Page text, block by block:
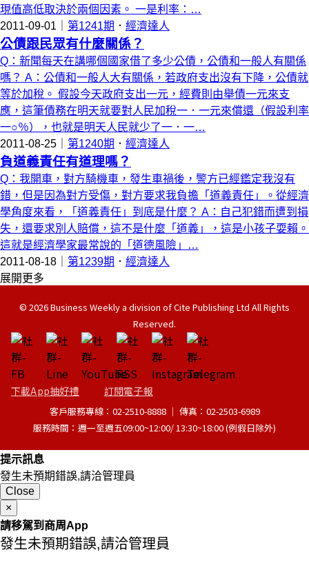
現值高低取決於兩個因素。 一是利率：…
2011-09-01｜ 第1241期 ． 經濟達人
公債跟民眾有什麼關係？
Q：新聞每天在講哪個國家借了多少公債，公債和一般人有關係
嗎？ A：公債和一般人大有關係，若政府支出沒有下降，公債就
等於加稅。 假設今天政府支出一元，經費則由舉債一元來支
應，這筆債務在明天就要對人民加稅一．一元來償還（假設利率
一○％），也就是明天人民就少了一．一…
2011-08-25｜ 第1240期 ． 經濟達人
負道義責任有道理嗎？
Q：我開車，對方騎機車，發生車禍後，警方已經鑑定我沒有
錯，但是因為對方受傷，對方要求我負擔「道義責任」。從經濟
學角度來看，「道義責任」到底是什麼？ A：自己犯錯而遭到損
失，還要求別人賠償，這不是什麼「道義」，這是小孩子耍賴。
這就是經濟學家最常說的「道德風險」…
2011-08-18｜ 第1239期 ． 經濟達人
展開更多
© 2026 Business Weekly a division of Cite Publishing Ltd All Rights
Reserved.
下載App抽好禮 訂閱電子報
客戶服務專線：02-2510-8888 │ 傳真：02-2503-6989
服務時間：週一至週五09:00~12:00/ 13:30~18:00 (例假日除外)
提示訊息
發生未預期錯誤,請洽管理員
Close
×
請移駕到商周App
發生未預期錯誤,請洽管理員